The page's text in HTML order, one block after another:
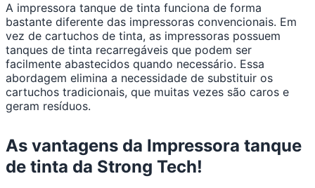
A impressora tanque de tinta funciona de forma
bastante diferente das impressoras convencionais. Em
vez de cartuchos de tinta, as impressoras possuem
tanques de tinta recarregáveis que podem ser
facilmente abastecidos quando necessário. Essa
abordagem elimina a necessidade de substituir os
cartuchos tradicionais, que muitas vezes são caros e
geram resíduos.
As vantagens da Impressora tanque
de tinta da Strong Tech!